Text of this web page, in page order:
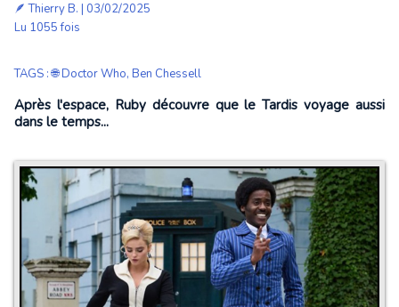
🪶Thierry B. | 03/02/2025
Lu 1055 fois
TAGS :🌐 Doctor Who, Ben Chessell
Après l'espace, Ruby découvre que le Tardis voyage aussi
dans le temps...